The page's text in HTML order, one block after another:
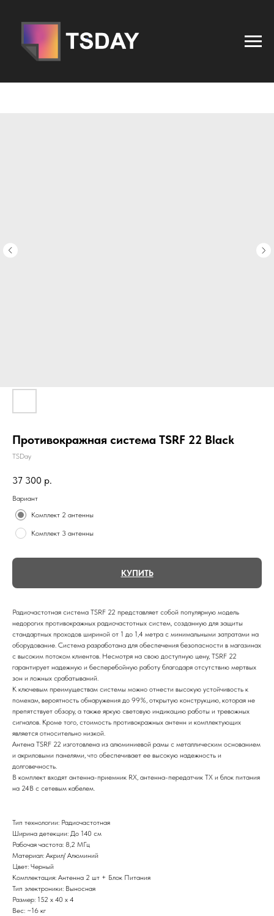
Противокражная система TSRF 22 Black
TSDay
37 300 р.
Вариант
Комплект 2 антенны
Комплект 3 антенны
КУПИТЬ
Радиочастотная система TSRF 22 представляет собой популярную модель
недорогих противокражных радиочастотных систем, созданную для защиты
стандартных проходов шириной от 1 до 1,4 метра с минимальными затратами на
оборудование. Система разработана для обеспечения безопасности в магазинах
с высоким потоком клиентов. Несмотря на свою доступную цену, TSRF 22
гарантирует надежную и бесперебойную работу благодаря отсутствию мертвых
зон и ложных срабатываний.
К ключевым преимуществам системы можно отнести высокую устойчивость к
помехам, вероятность обнаружения до 99%, открытую конструкцию, которая не
препятствует обзору, а также яркую световую индикацию работы и тревожных
сигналов. Кроме того, стоимость противокражных антенн и комплектующих
является относительно низкой.
Антена TSRF 22 изготовлена из алюминиевой рамы с металлическим основанием
и акриловыми панелями, что обеспечивает ее высокую надежность и
долговечность.
В комплект входят антенна-приемник RX, антенна-передатчик TX и блок питания
на 24В с сетевым кабелем.
Тип технологии: Радиочастотная
Ширина детекции: До 140 см
Рабочая частота: 8,2 МГц
Материал: Акрил/ Алюминий
Цвет: Черный
Комплектация: Антенна 2 шт + Блок Питания
Тип электроники: Выносная
Размер: 152 х 40 х 4
Вес: ~16 кг